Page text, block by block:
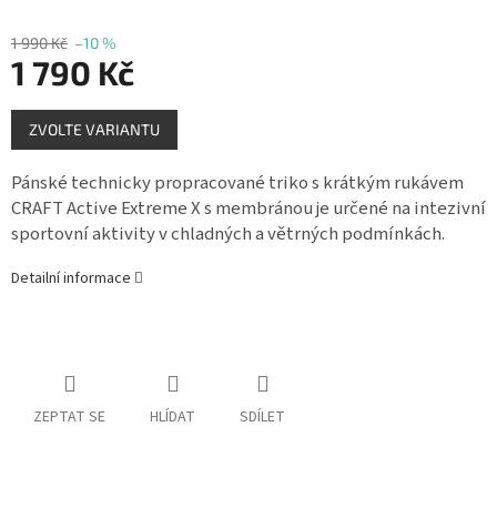
1 990 Kč –10 %
1 790 Kč
Měrná
cena:
ZVOLTE VARIANTU
Pánské technicky propracované triko s krátkým rukávem
CRAFT Active Extreme X s membránou je určené na intezivní
sportovní aktivity v chladných a větrných podmínkách.
Detailní informace
ZEPTAT SE HLÍDAT SDÍLET